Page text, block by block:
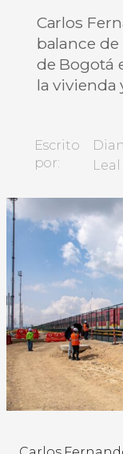
Carlos
balance de
de Bogotá
la vivienda
Escrito
por: